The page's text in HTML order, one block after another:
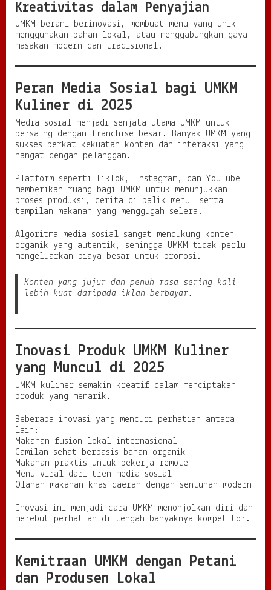
Kreativitas dalam Penyajian
UMKM berani berinovasi, membuat menu yang unik,
menggunakan bahan lokal, atau menggabungkan gaya
masakan modern dan tradisional.
Peran Media Sosial bagi UMKM
Kuliner di 2025
Media sosial menjadi senjata utama UMKM untuk
bersaing dengan franchise besar. Banyak UMKM yang
sukses berkat kekuatan konten dan interaksi yang
hangat dengan pelanggan.
Platform seperti TikTok, Instagram, dan YouTube
memberikan ruang bagi UMKM untuk menunjukkan
proses produksi, cerita di balik menu, serta
tampilan makanan yang menggugah selera.
Algoritma media sosial sangat mendukung konten
organik yang autentik, sehingga UMKM tidak perlu
mengeluarkan biaya besar untuk promosi.
Konten yang jujur dan penuh rasa sering kali
lebih kuat daripada iklan berbayar.
Inovasi Produk UMKM Kuliner
yang Muncul di 2025
UMKM kuliner semakin kreatif dalam menciptakan
produk yang menarik.
Beberapa inovasi yang mencuri perhatian antara
lain:
Makanan fusion lokal internasional
Camilan sehat berbasis bahan organik
Makanan praktis untuk pekerja remote
Menu viral dari tren media sosial
Olahan makanan khas daerah dengan sentuhan modern
Inovasi ini menjadi cara UMKM menonjolkan diri dan
merebut perhatian di tengah banyaknya kompetitor.
Kemitraan UMKM dengan Petani
dan Produsen Lokal